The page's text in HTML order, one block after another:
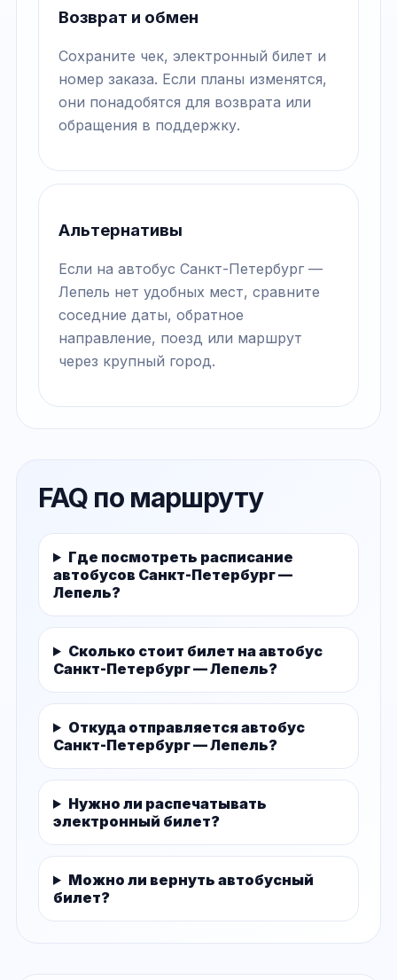
Возврат и обмен
Сохраните чек, электронный билет и
номер заказа. Если планы изменятся,
они понадобятся для возврата или
обращения в поддержку.
Альтернативы
Если на автобус Санкт-Петербург —
Лепель нет удобных мест, сравните
соседние даты, обратное
направление, поезд или маршрут
через крупный город.
FAQ по маршруту
Где посмотреть расписание
автобусов Санкт-Петербург —
Лепель?
Сколько стоит билет на автобус
Санкт-Петербург — Лепель?
Откуда отправляется автобус
Санкт-Петербург — Лепель?
Нужно ли распечатывать
электронный билет?
Можно ли вернуть автобусный
билет?